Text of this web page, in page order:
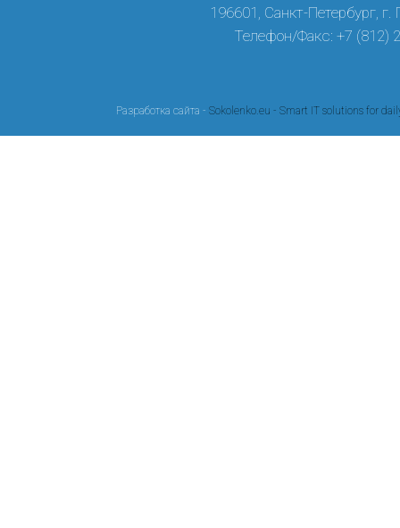
196601, Санкт-Петербург,
Телефон/Факс: +7 (812)
Разработка сайта - Sokolenko.eu - Smart IT solutions for